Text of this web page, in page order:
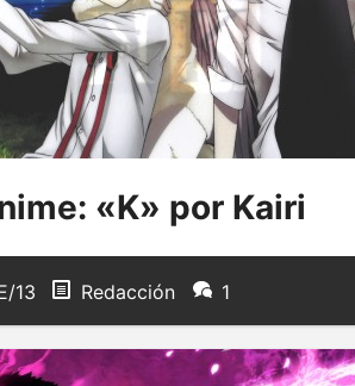
«K» por Kairi
13 Redacción 1